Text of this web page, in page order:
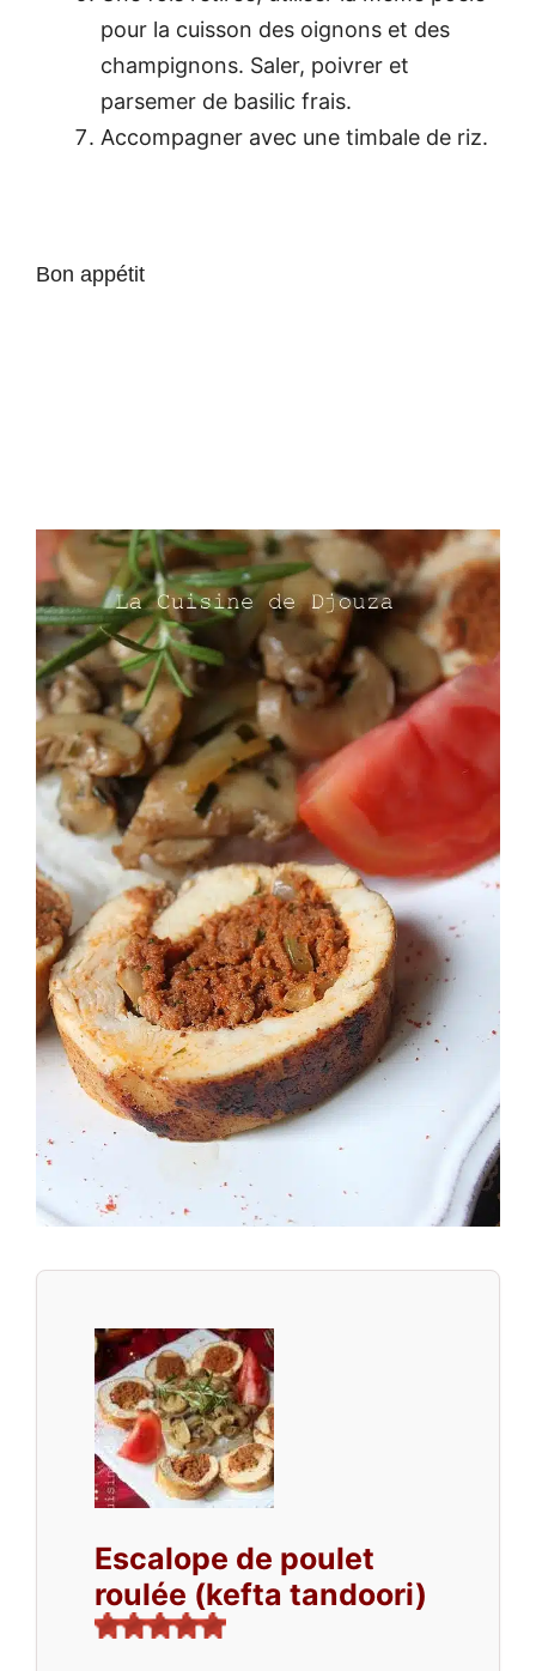
pour la cuisson des oignons et des
champignons. Saler, poivrer et
parsemer de basilic frais.
Accompagner avec une timbale de riz.
Bon appétit
Escalope de poulet
roulée (kefta tandoori)